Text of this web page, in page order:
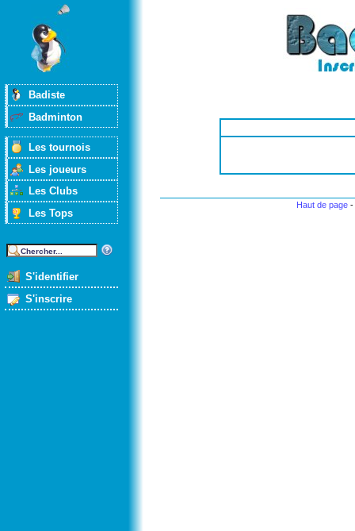
Badiste
Badminton
Les tournois
Les joueurs
Les Clubs
Les Tops
S'identifier
S'inscrire
Haut de page